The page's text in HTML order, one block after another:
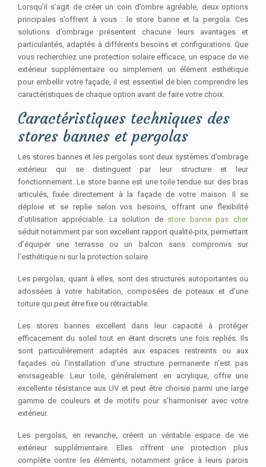
Lorsqu’il s’agit de créer un coin d’ombre agréable, deux options
principales s’offrent à vous : le store banne et la pergola. Ces
solutions d’ombrage présentent chacune leurs avantages et
particularités, adaptés à différents besoins et configurations. Que
vous recherchiez une protection solaire efficace, un espace de vie
extérieur supplémentaire ou simplement un élément esthétique
pour embellir votre façade, il est essentiel de bien comprendre les
caractéristiques de chaque option avant de faire votre choix.
Caractéristiques techniques des
stores bannes et pergolas
Les stores bannes et les pergolas sont deux systèmes d’ombrage
extérieur qui se distinguent par leur structure et leur
fonctionnement. Le store banne est une toile tendue sur des bras
articulés, fixée directement à la façade de votre maison. Il se
déploie et se replie selon vos besoins, offrant une flexibilité
d’utilisation appréciable. La solution de store banne pas cher
séduit notamment par son excellent rapport qualité-prix, permettant
d’équiper une terrasse ou un balcon sans compromis sur
l’esthétique ni sur la protection solaire.
Les pergolas, quant à elles, sont des structures autoportantes ou
adossées à votre habitation, composées de poteaux et d’une
toiture qui peut être fixe ou rétractable.
Les stores bannes excellent dans leur capacité à protéger
efficacement du soleil tout en étant discrets une fois repliés. Ils
sont particulièrement adaptés aux espaces restreints ou aux
façades où l’installation d’une structure permanente n’est pas
envisageable. Leur toile, généralement en acrylique, offre une
excellente résistance aux UV et peut être choisie parmi une large
gamme de couleurs et de motifs pour s’harmoniser avec votre
extérieur.
Les pergolas, en revanche, créent un véritable espace de vie
extérieur supplémentaire. Elles offrent une protection plus
complète contre les éléments, notamment grâce à leurs parois